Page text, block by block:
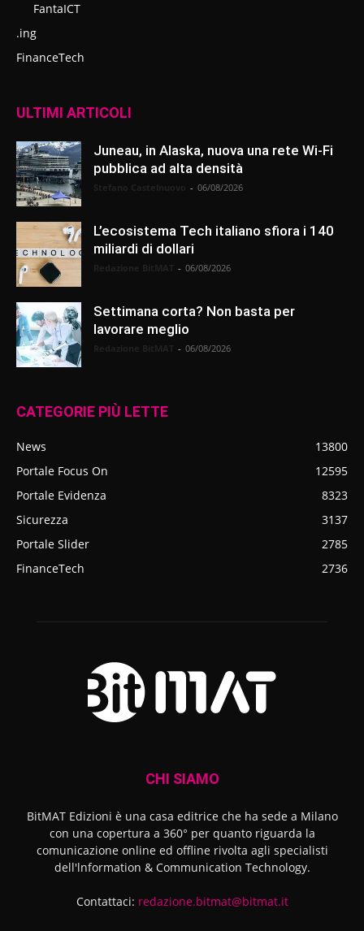
FantaICT
.ing
FinanceTech
ULTIMI ARTICOLI
Juneau, in Alaska, nuova una rete Wi-Fi
pubblica ad alta densità
- 06/08/2026
L’ecosistema Tech italiano sfiora i 140
miliardi di dollari
- 06/08/2026
Settimana corta? Non basta per
lavorare meglio
- 06/08/2026
CATEGORIE PIÙ LETTE
News
13800
Portale Focus On
12595
Portale Evidenza
8323
Sicurezza
3137
Portale Slider
2785
FinanceTech
2736
CHI SIAMO
BitMAT Edizioni è una casa editrice che ha sede a Milano
con una copertura a 360° per quanto riguarda la
comunicazione online ed offline rivolta agli specialisti
dell'lnformation & Communication Technology.
Contattaci: redazione.bitmat@bitmat.it